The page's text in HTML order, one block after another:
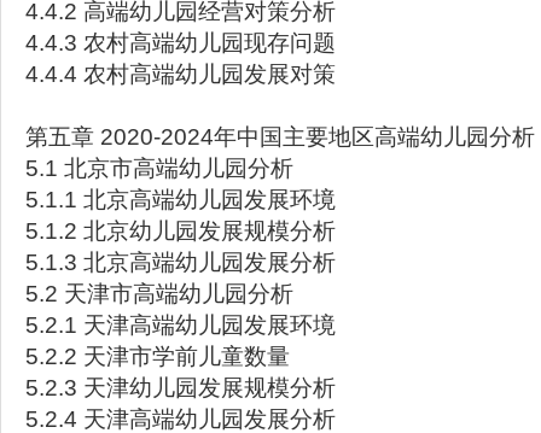
4.4.2 高端幼儿园经营对策分析
4.4.3 农村高端幼儿园现存问题
4.4.4 农村高端幼儿园发展对策
第五章 2020-2024年中国主要地区高端幼儿园分析
5.1 北京市高端幼儿园分析
5.1.1 北京高端幼儿园发展环境
5.1.2 北京幼儿园发展规模分析
5.1.3 北京高端幼儿园发展分析
5.2 天津市高端幼儿园分析
5.2.1 天津高端幼儿园发展环境
5.2.2 天津市学前儿童数量
5.2.3 天津幼儿园发展规模分析
5.2.4 天津高端幼儿园发展分析